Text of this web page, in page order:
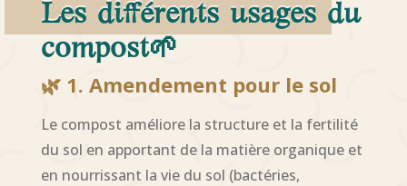
Les différents usages du
compost🌱
🌿 1. Amendement pour le sol
Le compost améliore la structure et la fertilité
du sol en apportant de la matière organique et
en nourrissant la vie du sol (bactéries,